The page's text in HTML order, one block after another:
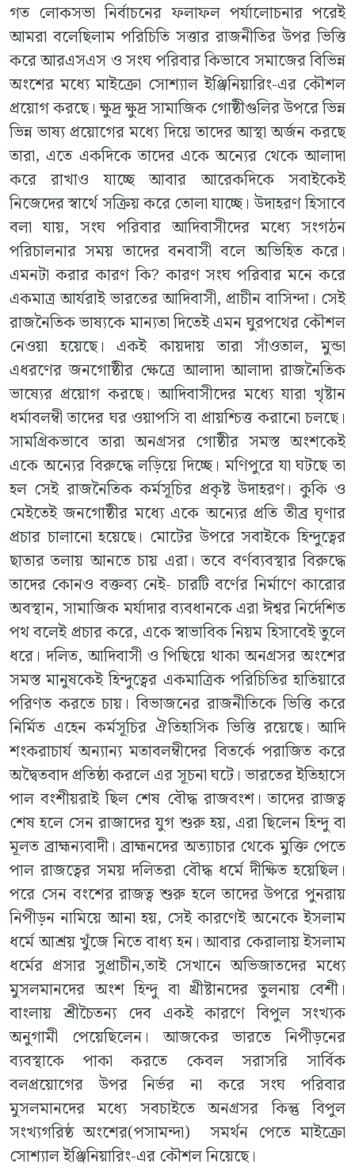
গত লোকসভা নির্বাচনের ফলাফল পর্যালোচনার পরেই
আমরা বলেছিলাম পরিচিতি সত্তার রাজনীতির উপর ভিত্তি
করে আরএসএস ও সংঘ পরিবার কিভাবে সমাজের বিভিন্ন
অংশের মধ্যে মাইক্রো সোশ্যাল ইঞ্জিনিয়ারিং-এর কৌশল
প্রয়োগ করছে। ক্ষুদ্র ক্ষুদ্র সামাজিক গোষ্ঠীগুলির উপরে ভিন্ন
ভিন্ন ভাষ্য প্রয়োগের মধ্যে দিয়ে তাদের আস্থা অর্জন করছে
তারা, এতে একদিকে তাদের একে অন্যের থেকে আলাদা
করে রাখাও যাচ্ছে আবার আরেকদিকে সবাইকেই
নিজেদের স্বার্থে সক্রিয় করে তোলা যাচ্ছে। উদাহরণ হিসাবে
বলা যায়, সংঘ পরিবার আদিবাসীদের মধ্যে সংগঠন
পরিচালনার সময় তাদের বনবাসী বলে অভিহিত করে।
এমনটা করার কারণ কি? কারণ সংঘ পরিবার মনে করে
একমাত্র আর্যরাই ভারতের আদিবাসী, প্রাচীন বাসিন্দা। সেই
রাজনৈতিক ভাষ্যকে মান্যতা দিতেই এমন ঘুরপথের কৌশল
নেওয়া হয়েছে। একই কায়দায় তারা সাঁওতাল, মুন্ডা
এধরণের জনগোষ্ঠীর ক্ষেত্রে আলাদা আলাদা রাজনৈতিক
ভাষ্যের প্রয়োগ করছে। আদিবাসীদের মধ্যে যারা খৃষ্টান
ধর্মাবলম্বী তাদের ঘর ওয়াপসি বা প্রায়শ্চিত্ত করানো চলছে।
সামগ্রিকভাবে তারা অনগ্রসর গোষ্ঠীর সমস্ত অংশকেই
একে অন্যের বিরুদ্ধে লড়িয়ে দিচ্ছে। মণিপুরে যা ঘটছে তা
হল সেই রাজনৈতিক কর্মসূচির প্রকৃষ্ট উদাহরণ। কুকি ও
মেইতেই জনগোষ্ঠীর মধ্যে একে অন্যের প্রতি তীব্র ঘৃণার
প্রচার চালানো হয়েছে। মোটের উপরে সবাইকে হিন্দুত্বের
ছাতার তলায় আনতে চায় এরা। তবে বর্ণব্যবস্থার বিরুদ্ধে
তাদের কোনও বক্তব্য নেই- চারটি বর্ণের নির্মাণে কারোর
অবস্থান, সামাজিক মর্যাদার ব্যবধানকে এরা ঈশ্বর নির্দেশিত
পথ বলেই প্রচার করে, একে স্বাভাবিক নিয়ম হিসাবেই তুলে
ধরে। দলিত, আদিবাসী ও পিছিয়ে থাকা অনগ্রসর অংশের
সমস্ত মানুষকেই হিন্দুত্বের একমাত্রিক পরিচিতির হাতিয়ারে
পরিণত করতে চায়। বিভাজনের রাজনীতিকে ভিত্তি করে
নির্মিত এহেন কর্মসূচির ঐতিহাসিক ভিত্তি রয়েছে। আদি
শংকরাচার্য অন্যান্য মতাবলম্বীদের বিতর্কে পরাজিত করে
অদ্বৈতবাদ প্রতিষ্ঠা করলে এর সূচনা ঘটে। ভারতের ইতিহাসে
পাল বংশীয়রাই ছিল শেষ বৌদ্ধ রাজবংশ। তাদের রাজত্ব
শেষ হলে সেন রাজাদের যুগ শুরু হয়, এরা ছিলেন হিন্দু বা
মূলত ব্রাহ্মন্যবাদী। ব্রাহ্মনদের অত্যাচার থেকে মুক্তি পেতে
পাল রাজত্বের সময় দলিতরা বৌদ্ধ ধর্মে দীক্ষিত হয়েছিল।
পরে সেন বংশের রাজত্ব শুরু হলে তাদের উপরে পুনরায়
নিপীড়ন নামিয়ে আনা হয়, সেই কারণেই অনেকে ইসলাম
ধর্মে আশ্রয় খুঁজে নিতে বাধ্য হন। আবার কেরালায় ইসলাম
ধর্মের প্রসার সুপ্রাচীন,তাই সেখানে অভিজাতদের মধ্যে
মুসলমানদের অংশ হিন্দু বা খ্রীষ্টানদের তুলনায় বেশী।
বাংলায় শ্রীচৈতন্য দেব একই কারণে বিপুল সংখ্যক
অনুগামী পেয়েছিলেন। আজকের ভারতে নিপীড়নের
ব্যবস্থাকে পাকা করতে কেবল সরাসরি সার্বিক
বলপ্রয়োগের উপর নির্ভর না করে সংঘ পরিবার
মুসলমানদের মধ্যে সবচাইতে অনগ্রসর কিন্তু বিপুল
সংখ্যগরিষ্ঠ অংশের(পসামন্দা) সমর্থন পেতে মাইক্রো
সোশ্যাল ইঞ্জিনিয়ারিং-এর কৌশল নিয়েছে।